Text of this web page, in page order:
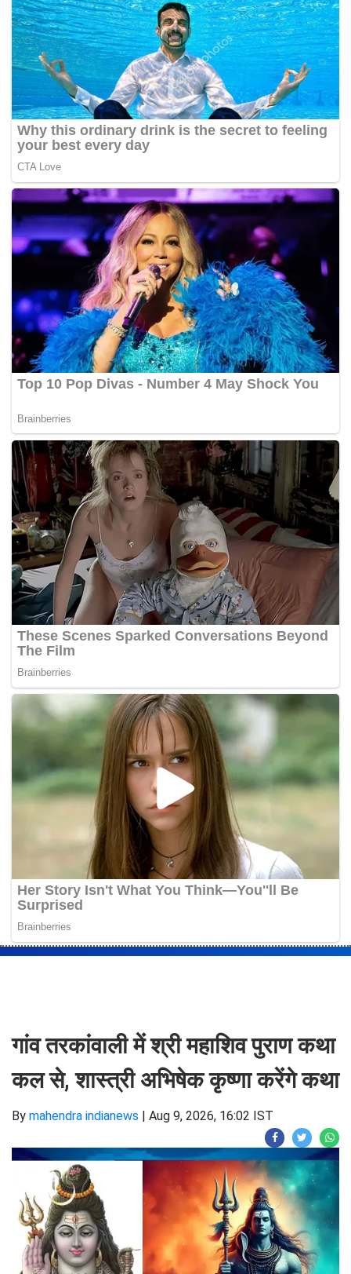
गांव तरकांवाली में श्री महाशिव पुराण कथा
कल से, शास्त्री अभिषेक कृष्णा करेंगे कथा
By mahendra indianews | Aug 9, 2026, 16:02 IST